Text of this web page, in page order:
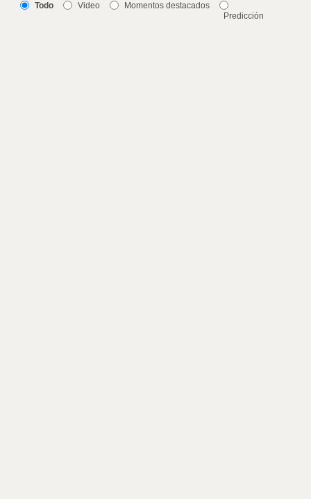
Todo Video
Momentos destacados
Predicción